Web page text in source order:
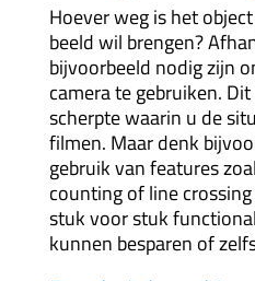
Hoever weg is het
beeld wil brengen?
bijvoorbeeld nodig zijn
camera te gebruiken.
scherpte waarin u de
filmen. Maar denk
gebruik van features
counting of line
stuk voor stuk
kunnen besparen of